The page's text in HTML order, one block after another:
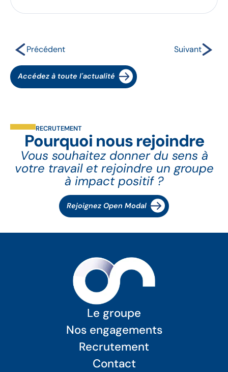
Précédent Suivant
Accédez à toute l'actualité
RECRUTEMENT
Pourquoi nous rejoindre
Vous souhaitez donner du sens à
votre travail et rejoindre un groupe
à impact positif ?
Rejoignez Open Modal
Le groupe
Nos engagements
Recrutement
Contact